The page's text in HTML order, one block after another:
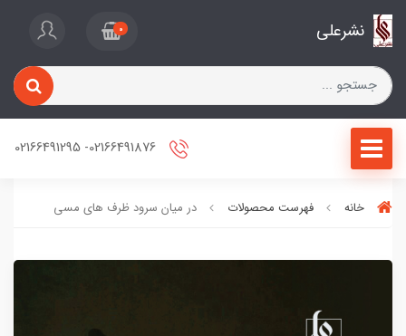
نشرعلی 0
خانه فهرست محصولات در میان سرود ظرف های مسی